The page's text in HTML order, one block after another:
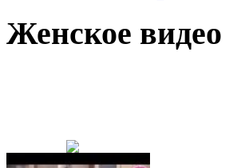
Женское видео